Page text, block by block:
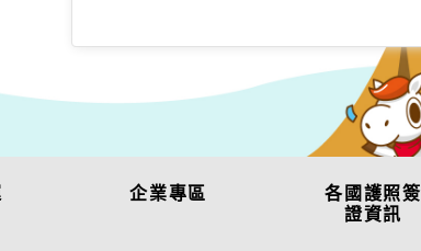
企業專區
各國護照簽
證資訊